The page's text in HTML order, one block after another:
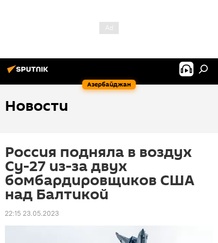
Азербайджан
Новости
Россия подняла в воздух
Су-27 из-за двух
бомбардировщиков США
над Балтикой
22:15 23.05.2023